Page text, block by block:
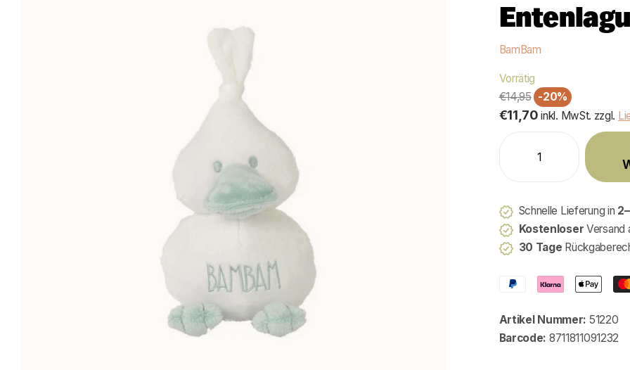
BamBam
Vorrätig
€14,95 -20%
€11,70 inkl. MwSt. zzgl.
Schnelle Lieferung in
Kostenloser Versand
30 Tage
Artikel Nummer: 51220
Barcode: 8711811091232